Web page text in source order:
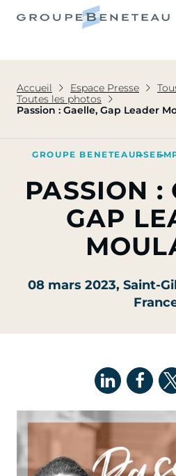
Accueil Espace Presse
Toutes les photos
Passion : Gaelle, Gap Leader
GROUPE BENETEAURSE
PASSION :
GAP
08 mars 2023, Saint-